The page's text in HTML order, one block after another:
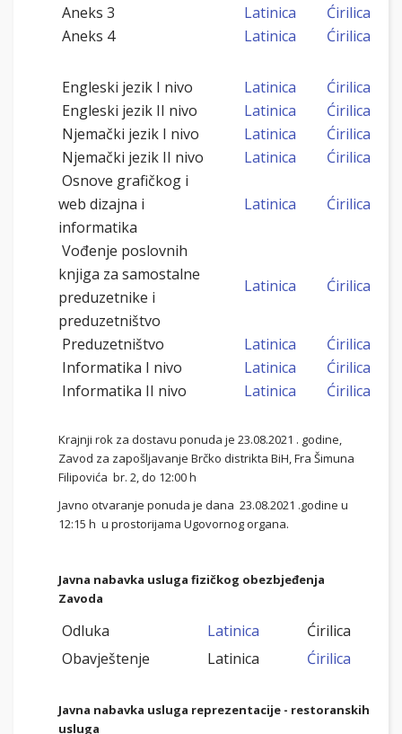
Aneks 3 Latinica
Ćirilica
Aneks 4
Latinica Ćirilica
Engleski jezik I nivo Latinica
Ćirilica
Engleski jezik II nivo
Latinica
Ćirilica
Njemački jezik I nivo
Latinica
Ćirilica
Njemački jezik II nivo
Latinica
Ćirilica
Osnove grafičkog i
web dizajna i
informatika
Latinica Ćirilica
Vođenje poslovnih
knjiga za samostalne
preduzetnike i
preduzetništvo
Latinica Ćirilica
Preduzetništvo Latinica
Ćirilica
Informatika I nivo
Latinica
Ćirilica
Informatika II nivo
Latinica Ćirilica
Krajnji rok za dostavu ponuda je 23.08.2021 . godine,
Zavod za zapošljavanje Brčko distrikta BiH, Fra Šimuna
Filipovića br. 2, do 12:00 h
Javno otvaranje ponuda je dana 23.08.2021 .godine u
12:15 h u prostorijama Ugovornog organa.
Javna nabavka usluga fizičkog obezbjeđenja
Zavoda
Odluka Latinica
Ćirilica
Obavještenje
Latinica Ćirilica
Javna nabavka usluga reprezentacije - restoranskih
usluga